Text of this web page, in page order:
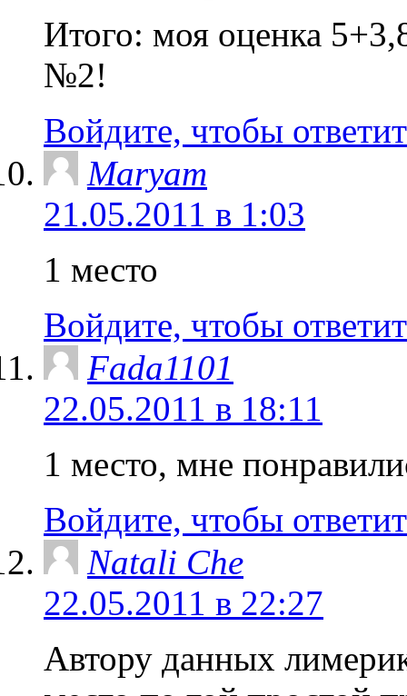
Итого: моя оценка
№2!
Войдите, чтобы
Maryam
21.05.2011 в 1:03
1 место
Войдите, чтобы
Fada1101
22.05.2011 в 18:11
1 место, мне
Войдите, чтобы
Natali Che
22.05.2011 в 22:27
Автору данных